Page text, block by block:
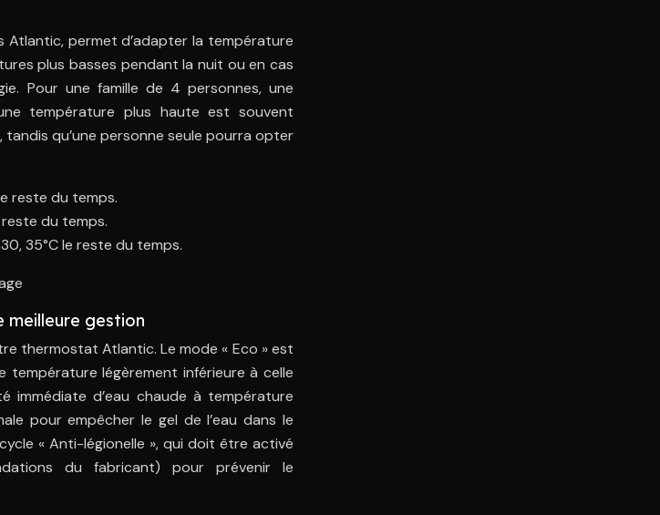
permet d’adapter la température
plus basses pendant la nuit ou en cas
Pour une famille de 4 personnes, une
température plus haute est souvent
qu’une personne seule pourra opter
reste du temps.
reste du temps.
35°C le reste du temps.
meilleure gestion
thermostat Atlantic. Le mode « Eco » est
température légèrement inférieure à celle
immédiate d’eau chaude à température
pour empêcher le gel de l’eau dans le
« Anti-légionelle », qui doit être activé
du fabricant) pour prévenir le